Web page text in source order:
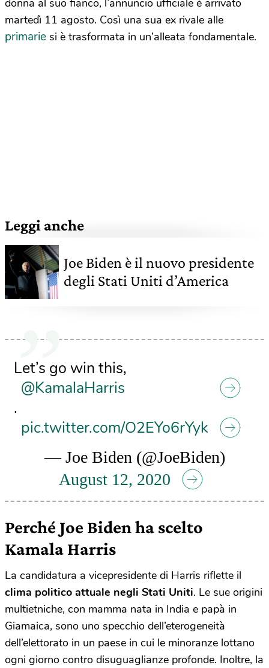
donna al suo fianco, l’annuncio ufficiale è arrivato
martedì 11 agosto. Così una sua ex rivale alle
primarie si è trasformata in un’alleata fondamentale.
Leggi anche
Joe Biden è il nuovo presidente
degli Stati Uniti d’America
Let’s go win this,
@KamalaHarris
.
pic.twitter.com/O2EYo6rYyk
— Joe Biden (@JoeBiden)
August 12, 2020
Perché Joe Biden ha scelto
Kamala Harris
La candidatura a vicepresidente di Harris riflette il
clima politico attuale negli Stati Uniti. Le sue origini
multietniche, con mamma nata in India e papà in
Giamaica, sono uno specchio dell’eterogeneità
dell’elettorato in un paese in cui le minoranze lottano
ogni giorno contro disuguaglianze profonde. Inoltre, la